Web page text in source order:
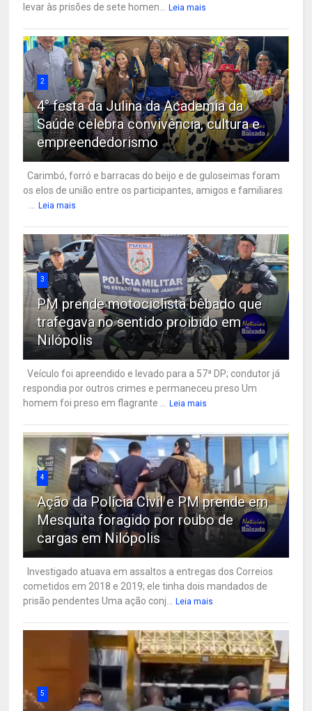
levar às prisões de sete homen...
Leia mais
2
4° festa da Julina da Academia da
Saúde celebra convivência, cultura e
empreendedorismo
Carimbó, forró e barracas do beijo e de guloseimas foram
os elos de união entre os participantes, amigos e familiares
Leia mais
3
PM prende motociclista bêbado que
trafegava no sentido proibido em
Nilópolis
Veículo foi apreendido e levado para a 57ª DP; condutor já
respondia por outros crimes e permaneceu preso Um
homem foi preso em flagrante ...
Leia mais
4
Ação da Polícia Civil e PM prende em
Mesquita foragido por roubo de
cargas em Nilópolis
Investigado atuava em assaltos a entregas dos Correios
cometidos em 2018 e 2019; ele tinha dois mandados de
prisão pendentes Uma ação conj...
Leia mais
5